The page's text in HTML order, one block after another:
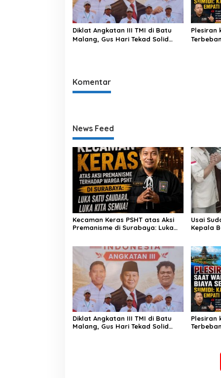
Diklat Angkatan III TMI di Batu
Malang, Gus Hari Tekad Solid
Plesiran
Komentar
News Feed
Kecaman Keras PSHT atas Aksi
Premanisme di Surabaya: Luka
Usai
Kepala
Diklat Angkatan III TMI di Batu
Malang, Gus Hari Tekad Solid
Plesiran